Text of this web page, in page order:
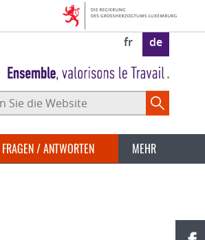
fr de
FRAGEN / ANTWORTEN MEHR